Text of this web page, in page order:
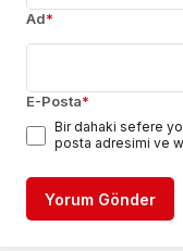
Ad*
E-Posta*
Bir dahaki sefere
posta adresimi ve
Yorum Gönder